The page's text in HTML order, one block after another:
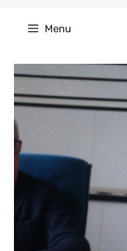
Menu